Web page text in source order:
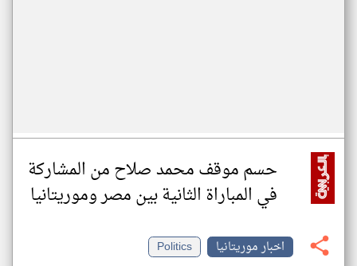
حسم موقف محمد صلاح من المشاركة
في المباراة الثانية بين مصر وموريتانيا
اخبار موريتانيا
Politics